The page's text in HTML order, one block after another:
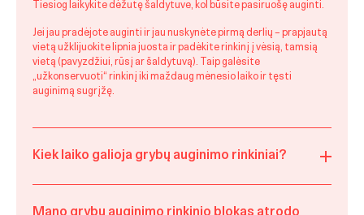
Tiesiog laikykite dėžutę šaldytuve, kol būsite pasiruošę auginti.
Jei jau pradėjote auginti ir jau nuskynėte pirmą derlių – prapjautą
vietą užklijuokite lipnia juosta ir padėkite rinkinį į vėsią, tamsią
vietą (pavyzdžiui, rūsį ar šaldytuvą). Taip galėsite
„užkonservuoti“ rinkinį iki maždaug mėnesio laiko ir tęsti
auginimą sugrįžę.
Kiek laiko galioja grybų auginimo rinkiniai?